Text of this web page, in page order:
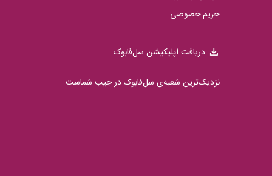
حریم خصوصی
دریافت اپلیکیشن سل‌فابوک
نزدیک‌ترین شعبه‌ی سل‌فابوک در جیب شماست